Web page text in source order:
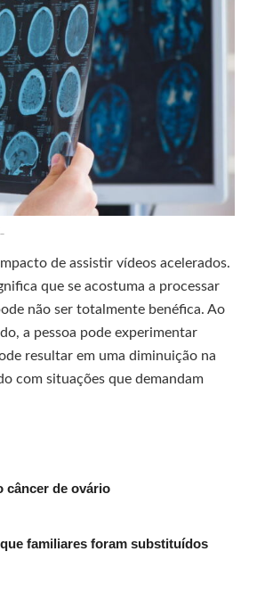
de assistir vídeos acelerados.
que se acostuma a processar
não ser totalmente benéfica. Ao
a pessoa pode experimentar
resultar em uma diminuição na
com situações que demandam
câncer de ovário
familiares foram substituídos